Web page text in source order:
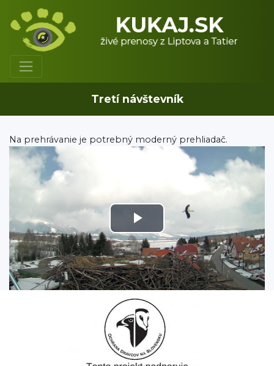
Tretí návštevník
Na prehrávanie je potrebný moderný prehliadač.
Play
Video